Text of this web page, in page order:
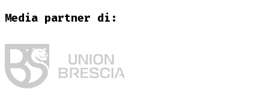
Media partner di: